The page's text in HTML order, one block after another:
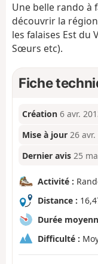
Une belle rando à
découvrir la
les falaises Est du
Sœurs etc).
Fiche
Création 6 avr.
Mise à jour 26
Dernier avis 25
Activité :
Distance :
Durée
Difficulté :